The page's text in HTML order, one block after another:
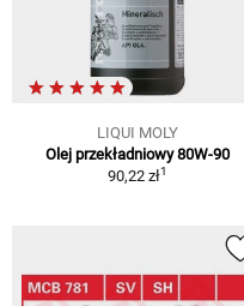
LIQUI MOLY
Olej przekładniowy 80W-90
90,22 zł1